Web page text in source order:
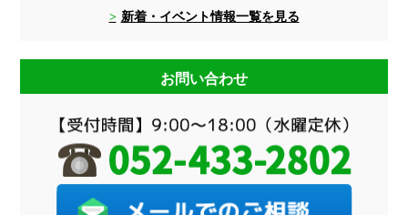
新着・イベント情報一覧を見る
お問い合わせ